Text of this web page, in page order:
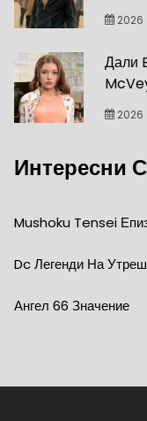
2026
Дали
2026
Интересни
Mushoku Tensei
Dc Легенди На
Ангел 66 Значение